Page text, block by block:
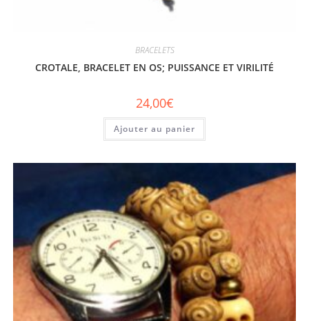
BRACELETS
CROTALE, BRACELET EN OS; PUISSANCE ET VIRILITÉ
24,00€
Ajouter au panier